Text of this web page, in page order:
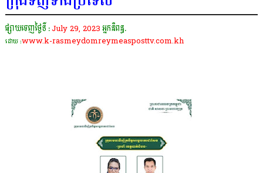
ផ្សាយចេញថ្ងៃទី :July 29, 2023 អ្នកនិពន្ធ.
ដោយ :www.k-rasmeydomreymeasposttv.com.kh